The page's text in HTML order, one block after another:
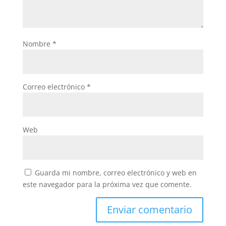
Nombre *
Correo electrónico *
Web
Guarda mi nombre, correo electrónico y web en
este navegador para la próxima vez que comente.